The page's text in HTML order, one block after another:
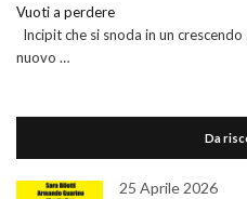
Vuoti a perdere
Incipit che si snoda in un
nuovo …
Da
25 Aprile 2026